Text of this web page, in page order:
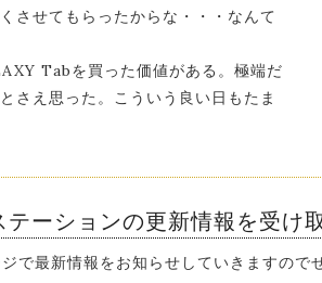
させてもらったからな・・・なんて
Tabを買った価値がある。極端だ
さえ思った。こういう良い日もたま
テーションの更新情報を受け
で最新情報をお知らせしていきますので